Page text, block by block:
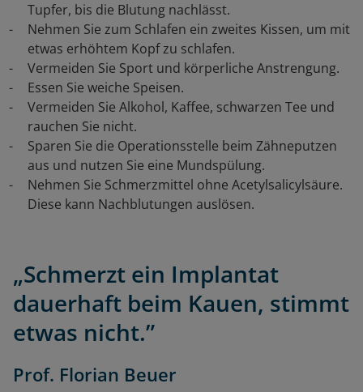
Tupfer, bis die Blutung nachlässt.
Nehmen Sie zum Schlafen ein zweites Kissen, um mit
etwas erhöhtem Kopf zu schlafen.
Vermeiden Sie Sport und körperliche Anstrengung.
Essen Sie weiche Speisen.
Vermeiden Sie Alkohol, Kaffee, schwarzen Tee und
rauchen Sie nicht.
Sparen Sie die Operationsstelle beim Zähneputzen
aus und nutzen Sie eine Mundspülung.
Nehmen Sie Schmerzmittel ohne Acetylsalicylsäure.
Diese kann Nachblutungen auslösen.
„Schmerzt ein Implantat
dauerhaft beim Kauen, stimmt
etwas nicht.”
Prof. Florian Beuer